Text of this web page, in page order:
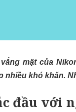
mặt của
nhiều khó khăn.
đầu với